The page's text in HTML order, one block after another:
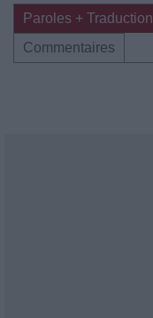
Paroles + Traduction
Commentaires